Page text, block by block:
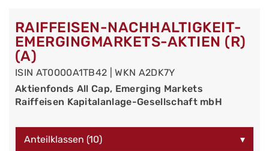
RAIFFEISEN-NACHHALTIGKEIT-
EMERGINGMARKETS-AKTIEN (R)
(A)
ISIN AT0000A1TB42 | WKN A2DK7Y
Aktienfonds All Cap, Emerging Markets
Raiffeisen Kapitalanlage-Gesellschaft mbH
Anteilklassen (10) ▾